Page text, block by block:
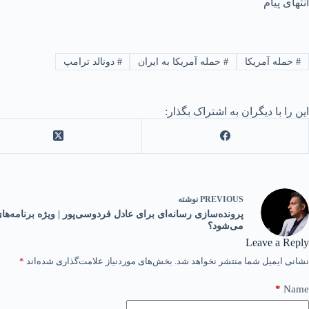
#حمله آمریکا #حمله آمریکا به ایران # دونالد ترامپ
این را با دیگران به اشتراک بگذار:
PREVIOUS نوشته
می‌شود؟
Leave a Reply
نشانی ایمیل شما منتشر نخواهد شد. بخش‌های موردنیاز علامت‌گذاری شده‌اند *
Name
*